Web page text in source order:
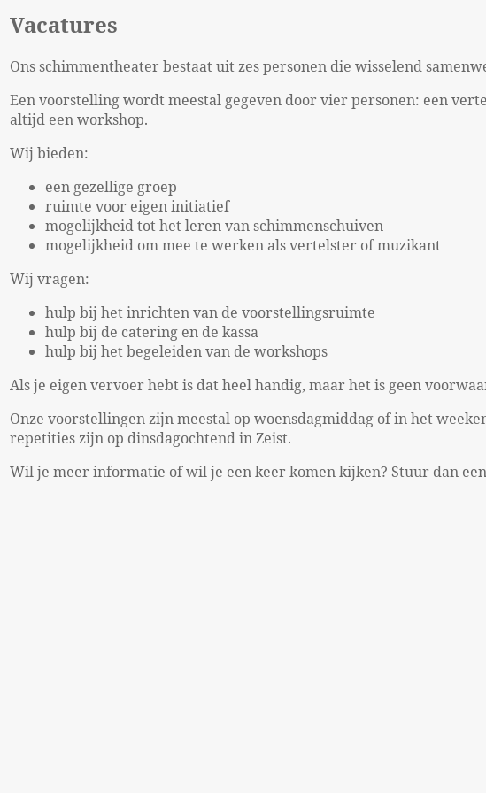
Vacatures
Ons schimmentheater bestaat uitzes personen die wisselend
Een voorstelling wordt meestal gegeven door vier personen: een
altijd een workshop.
Wij bieden:
een gezellige groep
ruimte voor eigen initiatief
mogelijkheid tot het leren van schimmenschuiven
mogelijkheid om mee te werken als vertelster of muzikant
Wij vragen:
hulp bij het inrichten van de voorstellingsruimte
hulp bij de catering en de kassa
hulp bij het begeleiden van de workshops
Als je eigen vervoer hebt is dat heel handig, maar het is geen
Onze voorstellingen zijn meestal op woensdagmiddag of in het
repetities zijn op dinsdagochtend in Zeist.
Wil je meer informatie of wil je een keer komen kijken? Stuur dan